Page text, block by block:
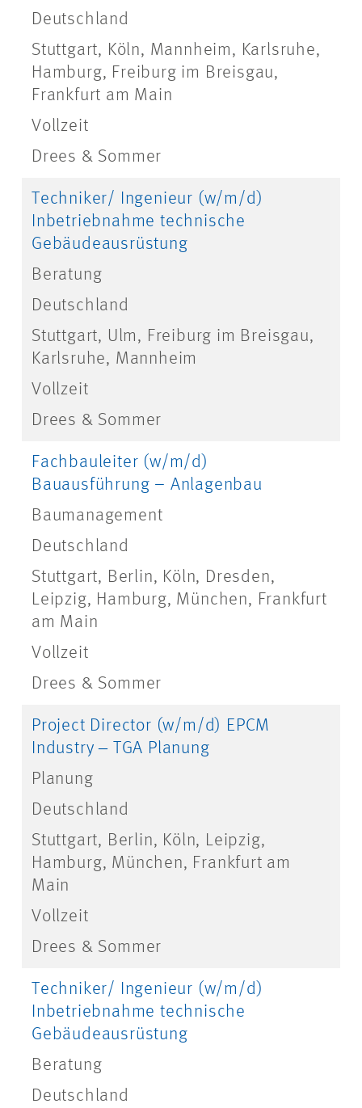
Deutschland
Stuttgart, Köln, Mannheim, Karlsruhe,
Hamburg, Freiburg im Breisgau,
Frankfurt am Main
Vollzeit
Drees & Sommer
Techniker/ Ingenieur (w/m/d)
Inbetriebnahme technische
Gebäudeausrüstung
Beratung
Deutschland
Stuttgart, Ulm, Freiburg im Breisgau,
Karlsruhe, Mannheim
Vollzeit
Drees & Sommer
Fachbauleiter (w/m/d)
Bauausführung – Anlagenbau
Baumanagement
Deutschland
Stuttgart, Berlin, Köln, Dresden,
Leipzig, Hamburg, München, Frankfurt
am Main
Vollzeit
Drees & Sommer
Project Director (w/m/d) EPCM
Industry ‒ TGA Planung
Planung
Deutschland
Stuttgart, Berlin, Köln, Leipzig,
Hamburg, München, Frankfurt am
Main
Vollzeit
Drees & Sommer
Techniker/ Ingenieur (w/m/d)
Inbetriebnahme technische
Gebäudeausrüstung
Beratung
Deutschland